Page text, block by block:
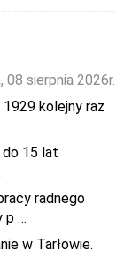
08 sierpnia 2026r.
kolejny raz
do 15 lat
radnego
p …
w Tarłowie.